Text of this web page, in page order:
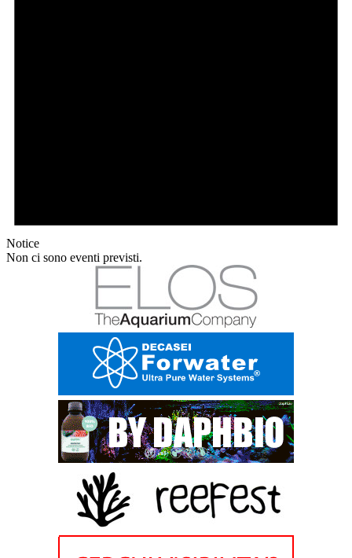
Notice
Non ci sono eventi previsti.